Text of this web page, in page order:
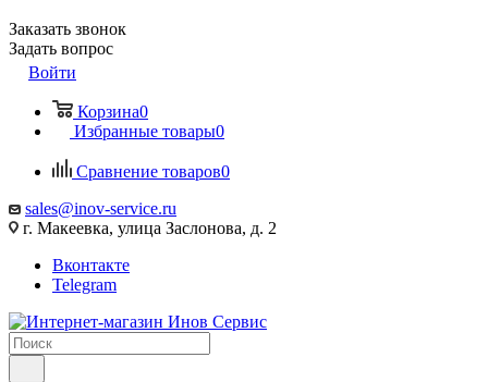
Заказать звонок
Задать вопрос
Войти
Корзина0
Избранные товары0
Сравнение товаров0
sales@inov-service.ru
г. Макеевка, улица Заслонова, д. 2
Вконтакте
Telegram